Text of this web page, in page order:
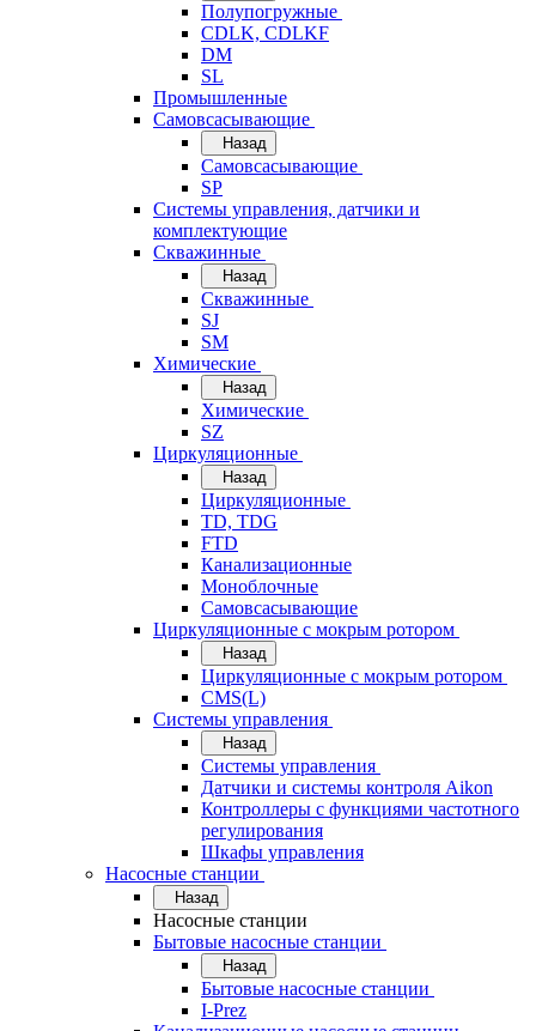
Полупогружные
CDLK, CDLKF
DM
SL
Промышленные
Самовсасывающие
Назад
Самовсасывающие
SP
Системы управления, датчики и
комплектующие
Скважинные
Назад
Скважинные
SJ
SM
Химические
Назад
Химические
SZ
Циркуляционные
Назад
Циркуляционные
TD, TDG
FTD
Канализационные
Моноблочные
Самовсасывающие
Циркуляционные с мокрым ротором
Назад
Циркуляционные с мокрым ротором
CMS(L)
Системы управления
Назад
Системы управления
Датчики и системы контроля Aikon
Контроллеры с функциями частотного
регулирования
Шкафы управления
Насосные станции
Назад
Насосные станции
Бытовые насосные станции
Назад
Бытовые насосные станции
I-Prez